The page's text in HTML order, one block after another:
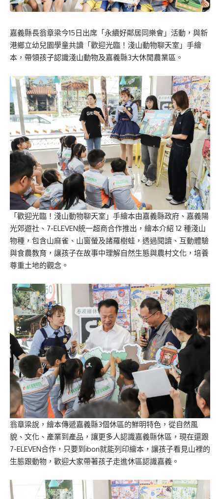
嘉義縣長翁章梁今15日出席「永續好鄰居同樂會」活動，與新
港鄉立幼兒園學童共讀「歡迎光臨！淺山動物聊天室」手繪
本，帶領孩子認識淺山動物及嘉義縣3大休閒農業區。
「歡迎光臨！淺山動物聊天室」手繪本由嘉義縣政府、嘉義陽
光郊遊社、7-ELEVEN統一超商合作推出，繪本介紹 12 種淺山
物種，包含山麻雀、山窗螢及諸羅樹蛙，透過閱讀、互動體驗
與食農教育，讓孩子在故事中理解自然生態與農村文化，培養
尊重土地的觀念。
翁章梁說，繪本傳遞嘉義縣3個休區的鮮明特色，從自然風
貌、文化、產業到產品，讓更多人認識嘉義縣休區，現在還跟
7-ELEVEN合作，只要到ibon就能列印繪本，讓孩子看見山裡的
生態跟動物，歡迎大家帶著孩子走進休區認識嘉義。